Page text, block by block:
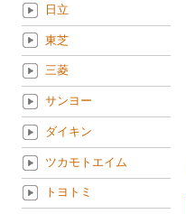
日立
東芝
三菱
サンヨー
ダイキン
ツカモトエイム
トヨトミ